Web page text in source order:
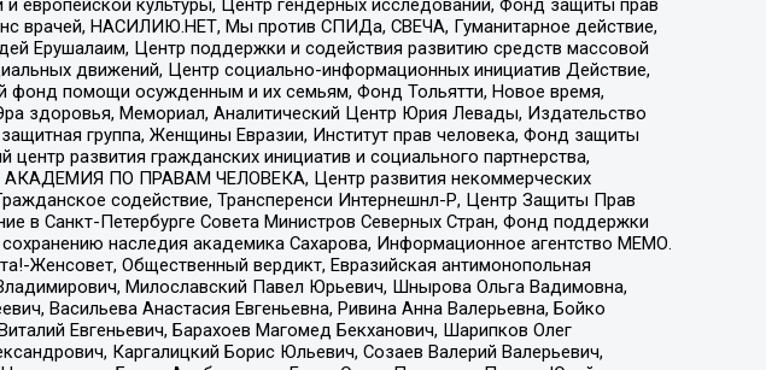
европейской культуры, Центр гендерных исследований, Фонд защиты прав
врачей, НАСИЛИЮ.НЕТ, Мы против СПИДа, СВЕЧА, Гуманитарное действие,
Ерушалаим, Центр поддержки и содействия развитию средств массовой
движений, Центр социально-информационных инициатив Действие,
фонд помощи осужденным и их семьям, Фонд Тольятти, Новое время,
здоровья, Мемориал, Аналитический Центр Юрия Левады, Издательство
группа, Женщины Евразии, Институт прав человека, Фонд защиты
развития гражданских инициатив и социального партнерства,
АКАДЕМИЯ ПО ПРАВАМ ЧЕЛОВЕКА, Центр развития некоммерческих
содействие, Трансперенси Интернешнл-Р, Центр Защиты Прав
в Санкт-Петербурге Совета Министров Северных Стран, Фонд поддержки
наследия академика Сахарова, Информационное агентство МЕМО.
Женсовет, Общественный вердикт, Евразийская антимонопольная
Милославский Павел Юрьевич, Шнырова Ольга Вадимовна,
Васильева Анастасия Евгеньевна, Ривина Анна Валерьевна, Бойко
Евгеньевич, Барахоев Магомед Бекханович, Шарипков Олег
Каргалицкий Борис Юльевич, Созаев Валерий Валерьевич,